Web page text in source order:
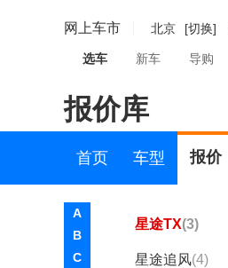
网上车市 北京 [切换]
选车 新车 导购
报价库
首页 车型 报价
A
B
C
星际
星途
星途
星途TX(3)
星途追风(4)